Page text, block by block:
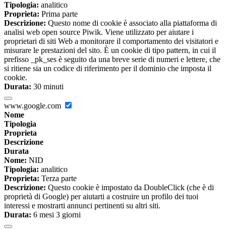
Tipologia: analitico
Proprieta: Prima parte
Descrizione: Questo nome di cookie è associato alla piattaforma di
analisi web open source Piwik. Viene utilizzato per aiutare i
proprietari di siti Web a monitorare il comportamento dei visitatori e
misurare le prestazioni del sito. È un cookie di tipo pattern, in cui il
prefisso _pk_ses è seguito da una breve serie di numeri e lettere, che
si ritiene sia un codice di riferimento per il dominio che imposta il
cookie.
Durata: 30 minuti
www.google.com
Nome
Tipologia
Proprieta
Descrizione
Durata
Nome: NID
Tipologia: analitico
Proprieta: Terza parte
Descrizione: Questo cookie è impostato da DoubleClick (che è di
proprietà di Google) per aiutarti a costruire un profilo dei tuoi
interessi e mostrarti annunci pertinenti su altri siti.
Durata: 6 mesi 3 giorni